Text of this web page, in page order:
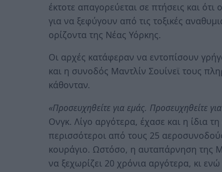
έκτοτε απαγορεύεται σε πτήσεις και ότι
για να ξεφύγουν από τις τοξικές
ορίζοντα της Νέας Υόρκης.
Οι αρχές κατάφεραν να εντοπίσουν
και η συνοδός Μαντλίν Σουίνεϊ τους
κάθονταν.
«Προσευχηθείτε για εμάς. Προσευχηθείτε
Ονγκ. Λίγο αργότερα, έχασε και η ίδια
περισσότεροι από τους 25
κουράγιο. Ωστόσο, η αυταπάρνηση της
να ξεχωρίζει 20 χρόνια αργότερα, κι